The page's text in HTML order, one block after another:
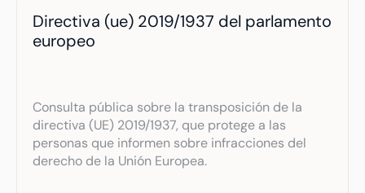
Directiva (ue) 2019/1937 del parlamento
europeo
Consulta pública sobre la transposición de la
directiva (UE) 2019/1937, que protege a las
personas que informen sobre infracciones del
derecho de la Unión Europea.